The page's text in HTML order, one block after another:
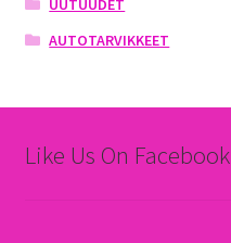
UUTUUDET
AUTOTARVIKKEET
Like Us On Facebook